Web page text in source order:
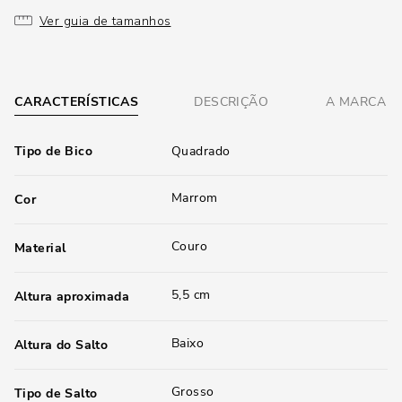
Ver guia de tamanhos
CARACTERÍSTICAS DESCRIÇÃO A MARCA
Tipo de Bico Quadrado
Cor Marrom
Material Couro
Altura aproximada 5,5 cm
Altura do Salto Baixo
Tipo de Salto Grosso